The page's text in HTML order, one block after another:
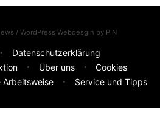
/ WordPress Webdesgin by PIN
Datenschutzerklärung
Über uns
Cookies
Arbeitsweise Service und Tipps